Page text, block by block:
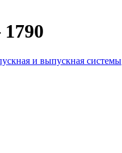
и выпускная системы